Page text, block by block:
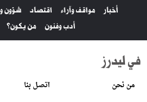
أخبار مواقف وآراء اقتصاد شؤون
أدب وفنون
من يكون؟
في ليدرز
من نحن اتصل بنا